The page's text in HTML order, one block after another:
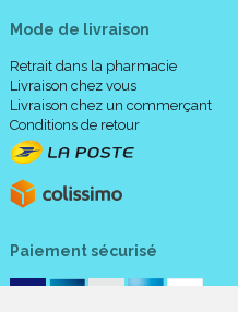
Mode de livraison
Retrait dans la pharmacie
Livraison chez vous
Livraison chez un commerçant
Conditions de retour
Paiement sécurisé